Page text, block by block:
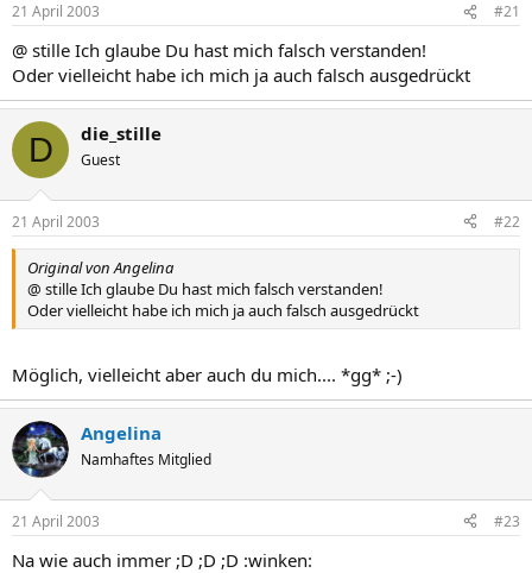
21 April 2003 #21
@ stille Ich glaube Du hast mich falsch verstanden!
Oder vielleicht habe ich mich ja auch falsch ausgedrückt
D die_stille
Guest
21 April 2003 #22
Original von Angelina
@ stille Ich glaube Du hast mich falsch verstanden!
Oder vielleicht habe ich mich ja auch falsch ausgedrückt
Möglich, vielleicht aber auch du mich.... *gg* ;-)
Angelina
Namhaftes Mitglied
21 April 2003 #23
Na wie auch immer ;D ;D ;D :winken: